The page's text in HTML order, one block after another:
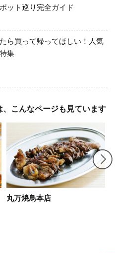
ット巡り完全ガイド
ら買って帰ってほしい！人気
集
こんなページも見ています
丸万焼鳥本店